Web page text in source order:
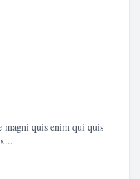
magni quis enim qui quis